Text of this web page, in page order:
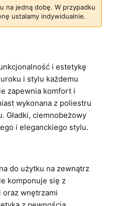
na jedną dobę. W przypadku
ustalamy indywidualnie.
i estetykę
i stylu każdemu
zapewnia komfort i
wykonana z poliestru
Gładki, ciemnobeżowy
i eleganckiego stylu.
do użytku na zewnątrz
komponuje się z
oraz wnętrzami